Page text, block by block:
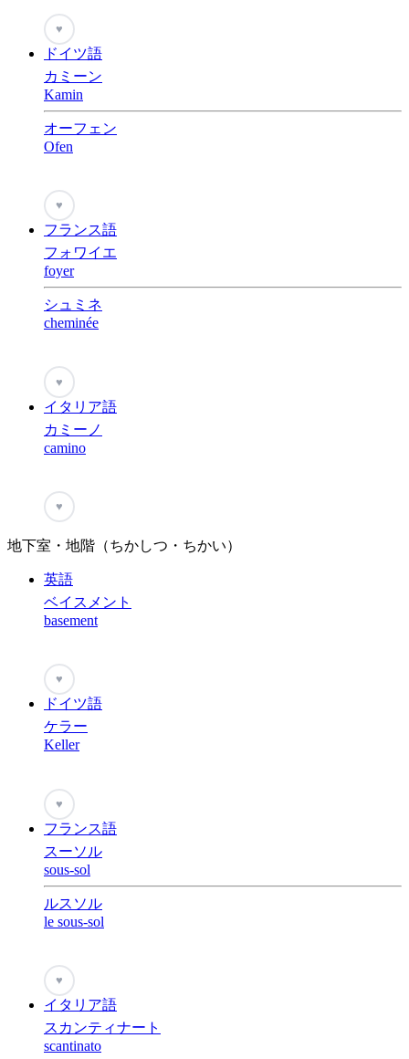
♥
ドイツ語
カミーン
Kamin
オーフェン
Ofen
♥
フランス語
フォワイエ
foyer
シュミネ
cheminée
♥
イタリア語
カミーノ
camino
♥
地下室・地階（ちかしつ・ちかい）
英語
ベイスメント
basement
♥
ドイツ語
ケラー
Keller
♥
フランス語
スーソル
sous-sol
ルスソル
le sous-sol
♥
イタリア語
スカンティナート
scantinato